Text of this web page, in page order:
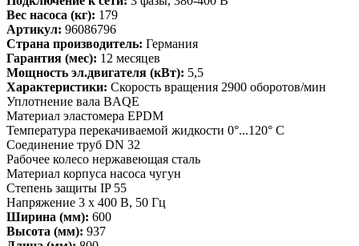
Вес насоса (кг): 179
Артикул: 96086796
Страна производитель: Германия
Гарантия (мес): 12 месяцев
Мощность эл.двигателя (кВт): 5,5
Характеристики: Скорость вращения 2900 оборотов/мин
Уплотнение вала BAQE
Материал эластомера EPDM
Температура перекачиваемой жидкости 0°...120° C
Соединение труб DN 32
Рабочее колесо нержавеющая сталь
Материал корпуса насоса чугун
Степень защиты IP 55
Напряжение 3 x 400 В, 50 Гц
Ширина (мм): 600
Высота (мм): 937